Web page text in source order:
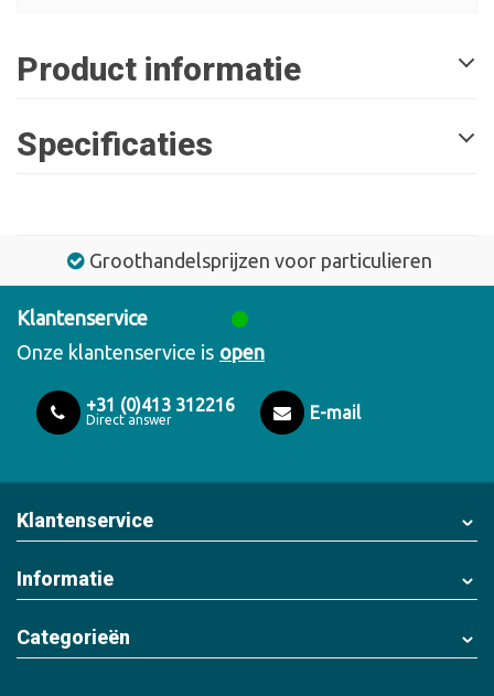
Product informatie
Specificaties
Groothandelsprijzen voor particulieren
Klantenservice
Onze klantenservice is open
+31 (0)413 312216
Direct answer E-mail
Klantenservice
Informatie
Categorieën